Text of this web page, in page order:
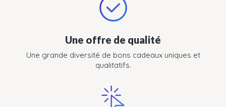
Une offre de qualité
Une grande diversité de bons cadeaux uniques et
qualitatifs.